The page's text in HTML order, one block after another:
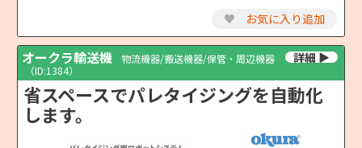
♥ お気に入り追加
オークラ輸送機
物流機器/搬送機器/保管・周辺機器
（ID:1384）
省スペースでパレタイジングを自動化
します。